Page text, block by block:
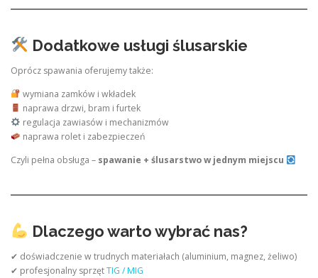
Dodatkowe usługi ślusarskie
Oprócz spawania oferujemy także:
wymiana zamków i wkładek
naprawa drzwi, bram i furtek
regulacja zawiasów i mechanizmów
naprawa rolet i zabezpieczeń
Czyli pełna obsługa – spawanie + ślusarstwo w jednym miejscu
Dlaczego warto wybrać nas?
✔ doświadczenie w trudnych materiałach (aluminium, magnez, żeliwo)
✔ profesjonalny sprzętTIG / MIG